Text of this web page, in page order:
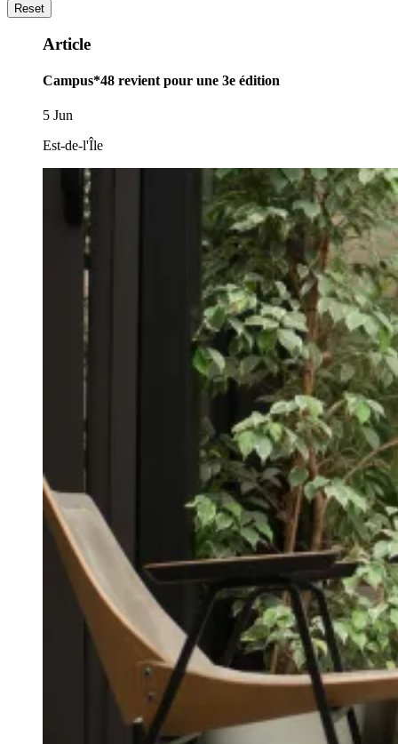
Reset
Article
Campus*48 revient pour une 3e édition
5 Jun
Est-de-l'Île